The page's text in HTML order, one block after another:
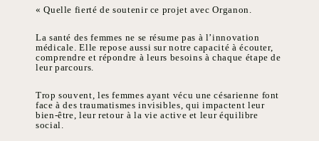
« Quelle fierté de soutenir ce projet avec Organon.
La santé des femmes ne se résume pas à l’innovation
médicale. Elle repose aussi sur notre capacité à écouter,
comprendre et répondre à leurs besoins à chaque étape de
leur parcours.
Trop souvent, les femmes ayant vécu une césarienne font
face à des traumatismes invisibles, qui impactent leur
bien-être, leur retour à la vie active et leur équilibre
social.